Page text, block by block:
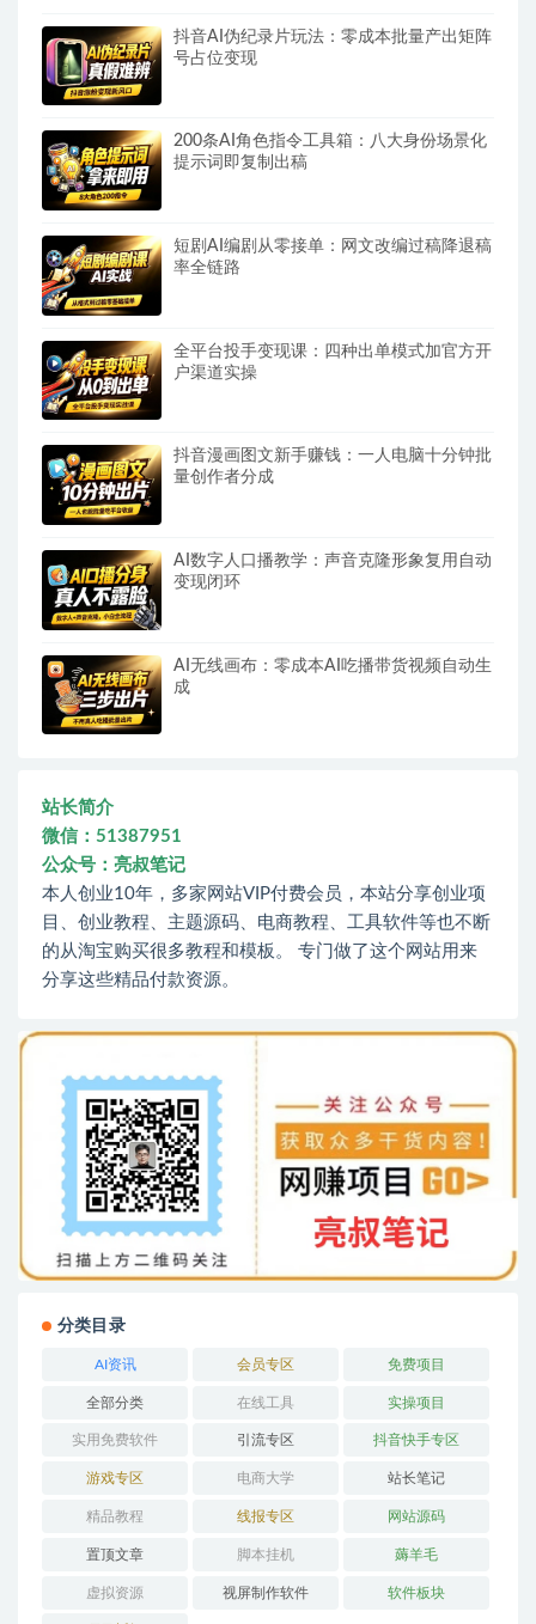
抖音AI伪纪录片玩法：零成本批量产出矩阵
号占位变现
200条AI角色指令工具箱：八大身份场景化
提示词即复制出稿
短剧AI编剧从零接单：网文改编过稿降退稿
率全链路
全平台投手变现课：四种出单模式加官方开
户渠道实操
抖音漫画图文新手赚钱：一人电脑十分钟批
量创作者分成
AI数字人口播教学：声音克隆形象复用自动
变现闭环
AI无线画布：零成本AI吃播带货视频自动生
成
站长简介
微信：51387951
公众号：亮叔笔记
本人创业10年，多家网站VIP付费会员，本站分享创业项
目、创业教程、主题源码、电商教程、工具软件等也不断
的从淘宝购买很多教程和模板。 专门做了这个网站用来
分享这些精品付款资源。
分类目录
AI资讯 会员专区 免费项目
全部分类 在线工具 实操项目
实用免费软件 引流专区 抖音快手专区
游戏专区 电商大学 站长笔记
精品教程 线报专区 网站源码
置顶文章 脚本挂机 薅羊毛
虚拟资源 视屏制作软件 软件板块